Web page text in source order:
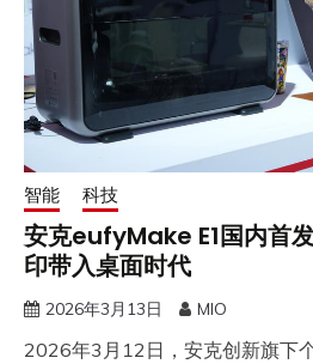
智能 科技
安克eufyMake E1国内首
印带入桌面时代
2026年3月13日 MIO
​2026年3月12日，安克创新旗下